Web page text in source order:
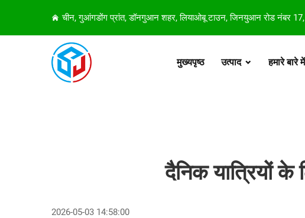
चीन, गुआंगडोंग प्रांत, डॉनगुआन शहर, लियाओबू टाउन, जिनयुआन रोड नंबर
मुख्यपृष्ठ उत्पाद हमारे बारे में
दैनिक यात्रियों
2026-05-03 14:58:00